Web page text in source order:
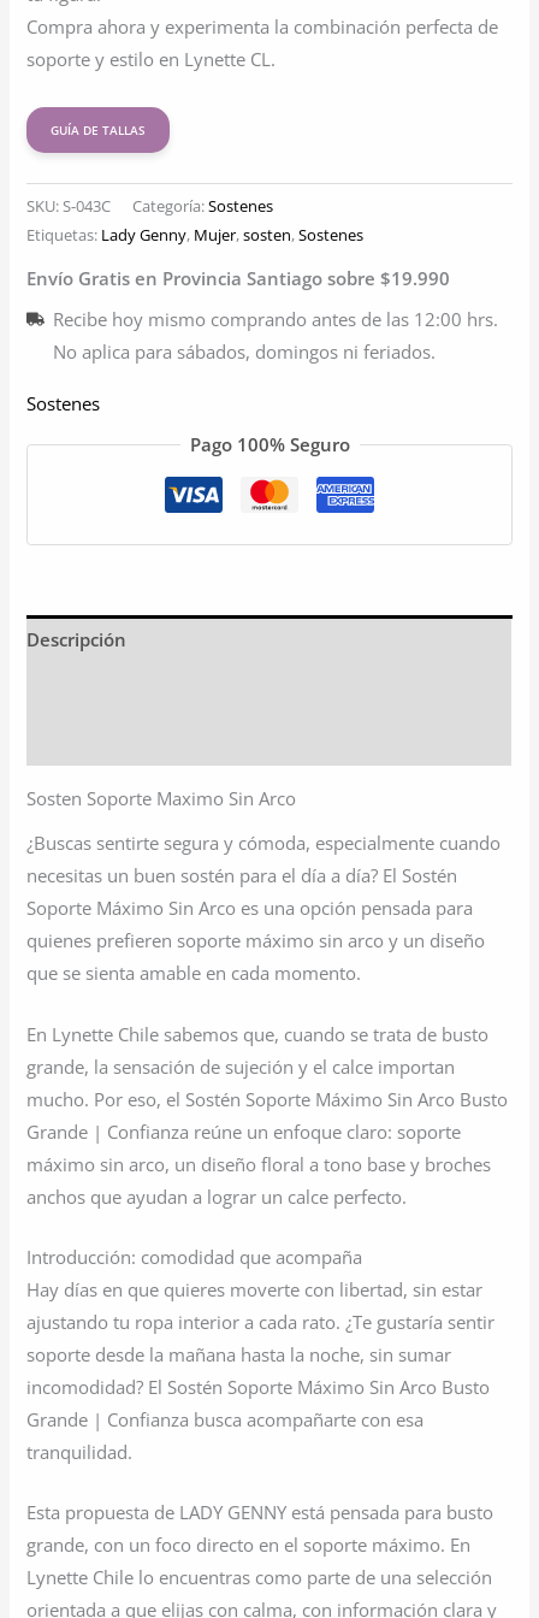
Compra ahora y experimenta la combinación perfecta de
soporte y estilo en Lynette CL.
GUÍA DE TALLAS
SKU:S-043C Categoría:Sostenes
Etiquetas: Lady Genny, Mujer,sosten,Sostenes
Envío Gratis en Provincia Santiago sobre $19.990
Recibe hoy mismo comprando antes de las 12:00 hrs.
No aplica para sábados, domingos ni feriados.
Sostenes
Pago 100% Seguro
Descripción
Sosten Soporte Maximo Sin Arco
¿Buscas sentirte segura y cómoda, especialmente cuando
necesitas un buen sostén para el día a día? El Sostén
Soporte Máximo Sin Arco es una opción pensada para
quienes prefieren soporte máximo sin arco y un diseño
que se sienta amable en cada momento.
En Lynette Chile sabemos que, cuando se trata de busto
grande, la sensación de sujeción y el calce importan
mucho. Por eso, el Sostén Soporte Máximo Sin Arco Busto
Grande | Confianza reúne un enfoque claro: soporte
máximo sin arco, un diseño floral a tono base y broches
anchos que ayudan a lograr un calce perfecto.
Introducción: comodidad que acompaña
Hay días en que quieres moverte con libertad, sin estar
ajustando tu ropa interior a cada rato. ¿Te gustaría sentir
soporte desde la mañana hasta la noche, sin sumar
incomodidad? El Sostén Soporte Máximo Sin Arco Busto
Grande | Confianza busca acompañarte con esa
tranquilidad.
Esta propuesta de LADY GENNY está pensada para busto
grande, con un foco directo en el soporte máximo. En
Lynette Chile lo encuentras como parte de una selección
orientada a que elijas con calma, con información clara y